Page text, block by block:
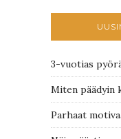
3-vuotias
Miten päädyin
Parhaat